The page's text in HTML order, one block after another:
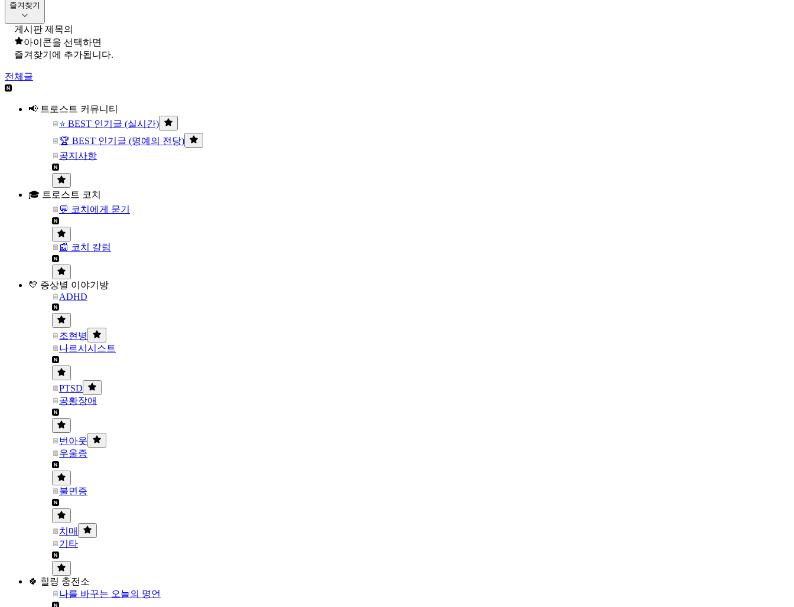
즐겨찾기
게시판 제목의
아이콘을 선택하면
즐겨찾기에 추가됩니다.
전체글
📢 트로스트 커뮤니티
⭐ BEST 인기글 (실시간)
🏆 BEST 인기글 (명예의 전당)
공지사항
🎓 트로스트 코치
💬 코치에게 묻기
📰 코치 칼럼
💛 증상별 이야기방
ADHD
조현병
나르시시스트
PTSD
공황장애
번아웃
우울증
불면증
치매
기타
🍀 힐링 충전소
나를 바꾸는 오늘의 명언